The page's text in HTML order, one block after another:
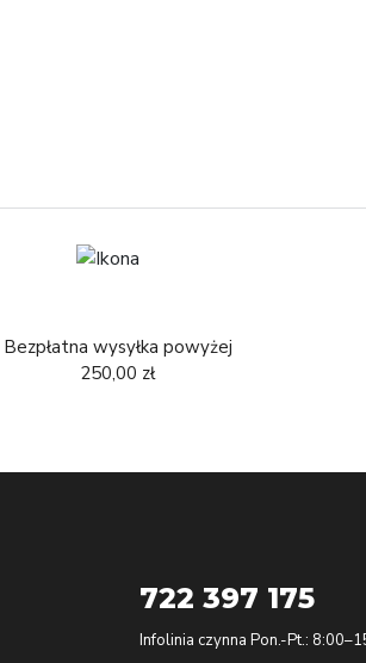
Bezpłatna wysyłka powyżej
250,00 zł
722 397 175
Infolinia czynna Pon.-Pt.: